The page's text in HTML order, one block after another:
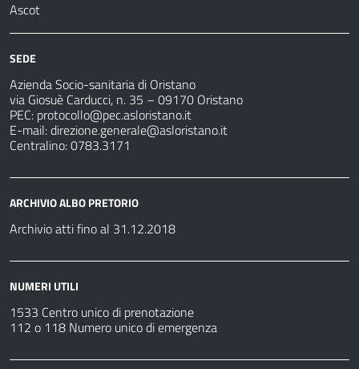
Ascot
SEDE
Azienda Socio-sanitaria di Oristano
via Giosuè Carducci, n. 35 – 09170 Oristano
PEC: protocollo@pec.asloristano.it
E-mail:direzione.generale@asloristano.it
Centralino: 0783.3171
ARCHIVIO ALBO PRETORIO
Archivio atti fino al 31.12.2018
NUMERI UTILI
1533 Centro unico di prenotazione
112 o 118 Numero unico di emergenza